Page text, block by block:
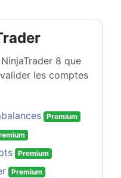
8 que
les comptes
Premium
Premium
Premium